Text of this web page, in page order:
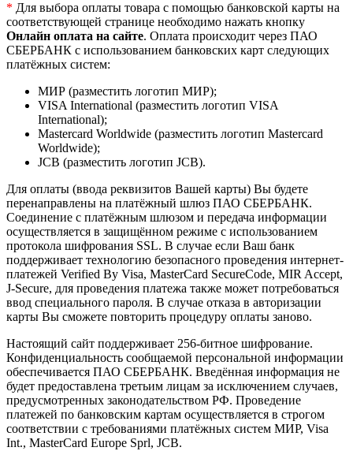
* Для выбора оплаты товара с помощью банковской карты на
соответствующей странице необходимо нажать кнопку
Онлайн оплата на сайте. Оплата происходит через ПАО
СБЕРБАНК с использованием банковских карт следующих
платёжных систем:
МИР (разместить логотип МИР);
VISA International (разместить логотип VISA
International);
Mastercard Worldwide (разместить логотип Mastercard
Worldwide);
JCB (разместить логотип JCB).
Для оплаты (ввода реквизитов Вашей карты) Вы будете
перенаправлены на платёжный шлюз ПАО СБЕРБАНК.
Соединение с платёжным шлюзом и передача информации
осуществляется в защищённом режиме с использованием
протокола шифрования SSL. В случае если Ваш банк
поддерживает технологию безопасного проведения интернет-
платежей Verified By Visa, MasterCard SecureCode, MIR Accept,
J-Secure, для проведения платежа также может потребоваться
ввод специального пароля. В случае отказа в авторизации
карты Вы сможете повторить процедуру оплаты заново.
Настоящий сайт поддерживает 256-битное шифрование.
Конфиденциальность сообщаемой персональной информации
обеспечивается ПАО СБЕРБАНК. Введённая информация не
будет предоставлена третьим лицам за исключением случаев,
предусмотренных законодательством РФ. Проведение
платежей по банковским картам осуществляется в строгом
соответствии с требованиями платёжных систем МИР, Visa
Int., MasterCard Europe Sprl, JCB.